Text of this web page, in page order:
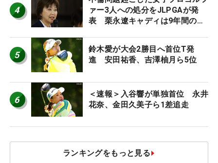
4
ァー3人への処分をJLPGAが発
表 栗永遼キャディは9年間の立
5
鈴木愛が大会2勝目へ首位T発
進 安田祐香、吉澤柚月ら5位
6
＜速報＞入谷響が単独首位 永井
花奈、金田久美子ら1差追走
ランキングをもっと見る